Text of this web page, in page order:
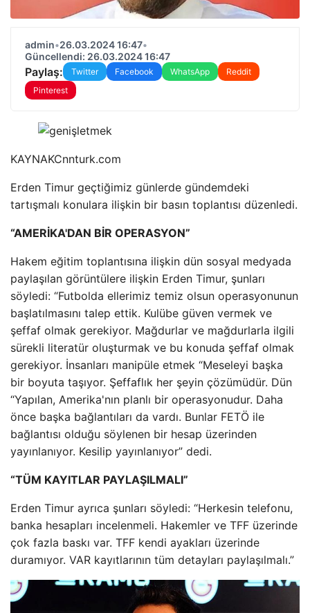
admin•26.03.2024 16:47•
Güncellendi: 26.03.2024 16:47
Paylaş: Twitter Facebook WhatsApp
Reddit
Pinterest
KAYNAKCnnturk.com
Erden Timur geçtiğimiz günlerde gündemdeki
tartışmalı konulara ilişkin bir basın toplantısı düzenledi.
“AMERİKA'DAN BİR OPERASYON”
Hakem eğitim toplantısına ilişkin dün sosyal medyada
paylaşılan görüntülere ilişkin Erden Timur, şunları
söyledi: “Futbolda ellerimiz temiz olsun operasyonunun
başlatılmasını talep ettik. Kulübe güven vermek ve
şeffaf olmak gerekiyor. Mağdurlar ve mağdurlarla ilgili
sürekli literatür oluşturmak ve bu konuda şeffaf olmak
gerekiyor. İnsanları manipüle etmek “Meseleyi başka
bir boyuta taşıyor. Şeffaflık her şeyin çözümüdür. Dün
“Yapılan, Amerika'nın planlı bir operasyonudur. Daha
önce başka bağlantıları da vardı. Bunlar FETÖ ile
bağlantısı olduğu söylenen bir hesap üzerinden
yayınlanıyor. Kesilip yayınlanıyor” dedi.
“TÜM KAYITLAR PAYLAŞILMALI”
Erden Timur ayrıca şunları söyledi: “Herkesin telefonu,
banka hesapları incelenmeli. Hakemler ve TFF üzerinde
çok fazla baskı var. TFF kendi ayakları üzerinde
duramıyor. VAR kayıtlarının tüm detayları paylaşılmalı.”